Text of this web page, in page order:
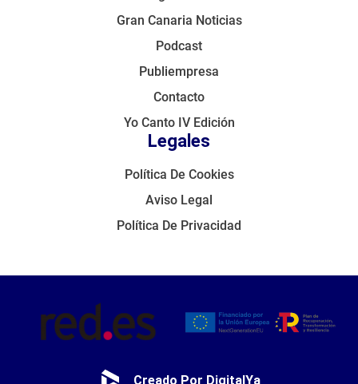
Gran Canaria Noticias
Podcast
Publiempresa
Contacto
Yo Canto IV Edición
Legales
Política De Cookies
Aviso Legal
Política De Privacidad
Creado Por DigitalYa